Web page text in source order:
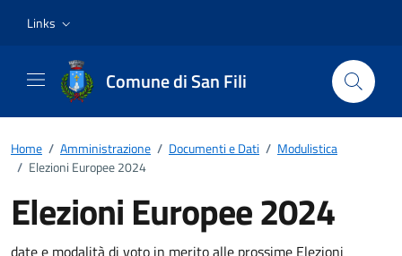
Links
Comune di San Fili
Home / Amministrazione / Documenti e Dati / Modulistica
/ Elezioni Europee 2024
Elezioni Europee 2024
date e modalità di voto in merito alle prossime Elezioni